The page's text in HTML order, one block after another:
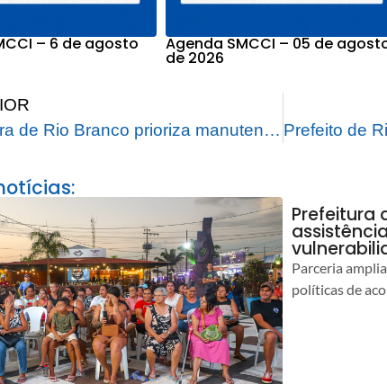
– 6 de agosto Agenda SMCCI – 05 de
de 2026
Prefeitura de Rio Branco prioriza manutenção na iluminação pública da Avenida Amadeo Barbosa
Prefeitura
Parceria
políticas de